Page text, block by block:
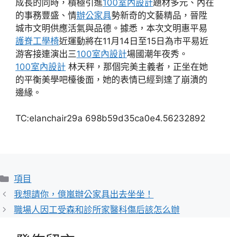
成長的同時，積極引進100室內設計題材多元、內在
的事務豐盛、情辦公家具勢新奇的文藝精品，晉陞
城市文明供應活氣與品德。據悉，本次文明惠平易
護脊工學椅近運動將在11月14日至15日為市平易近
游客接連演出三100室內設計場國潮年夜秀。
100室內設計 林天秤，那個完美主義者，正坐在她
的平衡美學吧檯後面，她的表情已經到達了崩潰的
邊緣。
TC:elanchair29a 698b59d35ca0e4.56232892
分
類
項目
我想請你，億嵐辦公家具出去坐坐！
職場人因工受森和診所家醫科傷后該怎么辦